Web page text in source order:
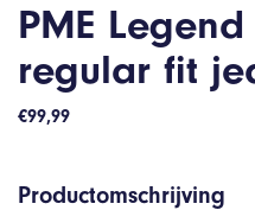
PME
regular fit
€99,99
Productomschrijving